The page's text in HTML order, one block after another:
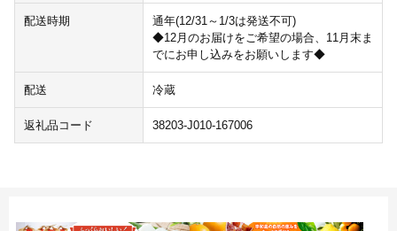
配送時期
通年(12/31～1/3は発送不可)
◆12月のお届けをご希望の場合、11月末ま
でにお申し込みをお願いします◆
配送 冷蔵
返礼品コード 38203-J010-167006